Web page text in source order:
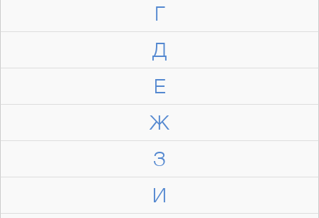
Г
Д
Е
Ж
З
И